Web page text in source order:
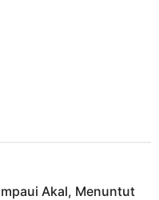
Akal, Menuntut